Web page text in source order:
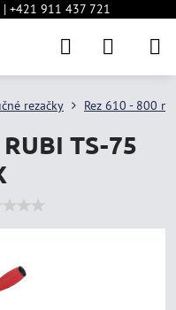
+421 911 437 721
rezačky Rez 610 - 800
TS-75